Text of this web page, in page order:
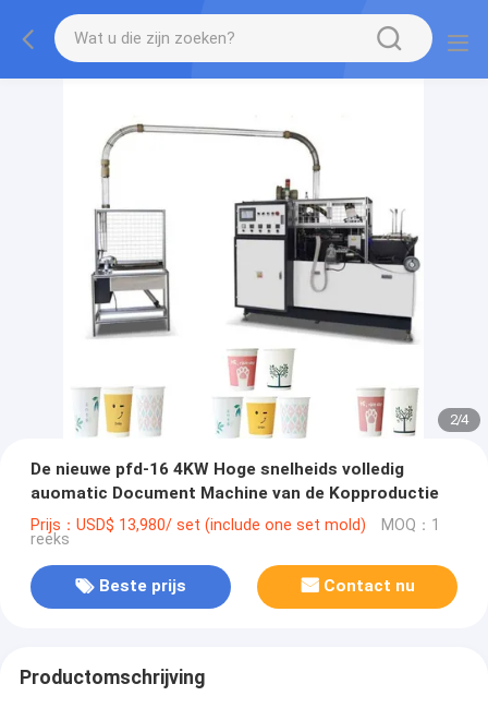
2/4
De nieuwe pfd-16 4KW Hoge snelheids volledig
auomatic Document Machine van de Kopproductie
Prijs：USD$ 13,980/ set (include one set mold) MOQ：1
reeks
Beste prijs Contact nu
Productomschrijving